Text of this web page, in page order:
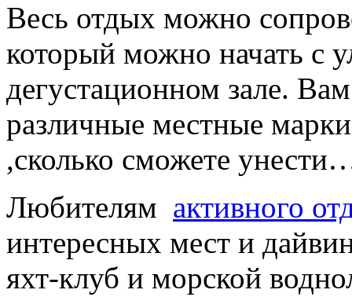
Весь отдых можно
который можно начать с
дегустационном зале.
различные местные
,сколько сможете
Любителям активного
интересных мест и
яхт-клуб и морской